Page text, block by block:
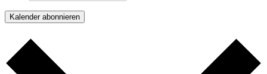
Kalender abonnieren